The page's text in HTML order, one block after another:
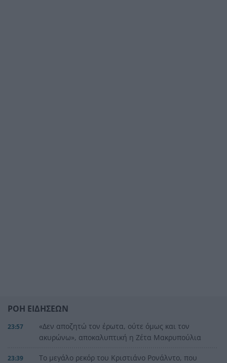
ΡΟΗ ΕΙΔΗΣΕΩΝ
23:57
«Δεν αποζητώ τον έρωτα, ούτε όμως και τον
ακυρώνω», αποκαλυπτική η Ζέτα Μακρυπούλια
23:39
Το μεγάλο ρεκόρ του Κριστιάνο Ρονάλντο, που